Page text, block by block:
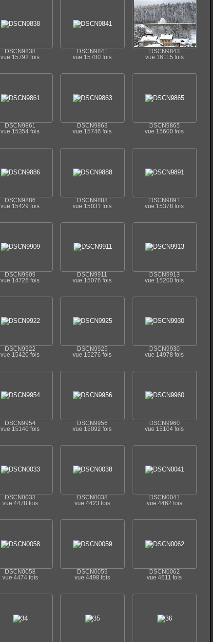
DSCN9838
vue 15792 fois
DSCN9841
vue 15780 fois
DSCN9843
vue 16115 fois
DSCN9861
vue 15354 fois
DSCN9863
vue 15746 fois
DSCN9865
vue 15600 fois
DSCN9886
vue 15429 fois
DSCN9888
vue 15031 fois
DSCN9891
vue 15378 fois
DSCN9909
vue 14726 fois
DSCN9911
vue 15076 fois
DSCN9913
vue 15200 fois
DSCN9922
vue 15420 fois
DSCN9925
vue 15276 fois
DSCN9930
vue 14978 fois
DSCN9954
vue 15140 fois
DSCN9956
vue 15092 fois
DSCN9960
vue 15104 fois
DSCN0033
vue 4478 fois
DSCN0038
vue 4423 fois
DSCN0041
vue 4462 fois
DSCN0058
vue 4474 fois
DSCN0059
vue 4498 fois
DSCN0062
vue 4611 fois